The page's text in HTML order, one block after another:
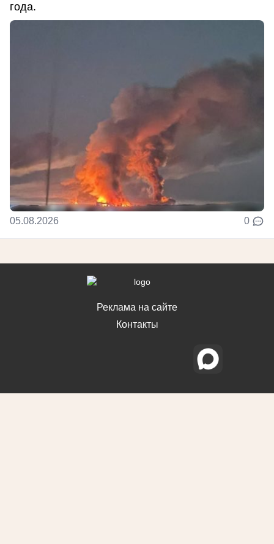
года.
05.08.2026 0
Реклама на сайте
Контакты